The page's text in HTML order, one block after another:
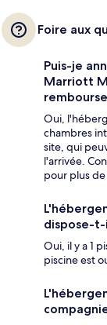
Foire aux
Puis-je
Marriott
Oui,
chambres
site, qui
l'arrivée.
pour plus
dispose-t-
Oui, il y a 1
piscine est